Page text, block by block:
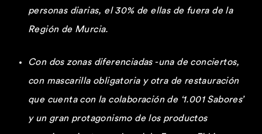
personas diarias, el 30% de ellas de fuera de la
Región de Murcia.
Con dos zonas diferenciadas -una de conciertos,
con mascarilla obligatoria y otra de restauración
que cuenta con la colaboración de ‘1.001 Sabores’
y un gran protagonismo de los productos